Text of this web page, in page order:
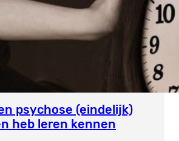
psychose (eindelijk)
heb leren kennen